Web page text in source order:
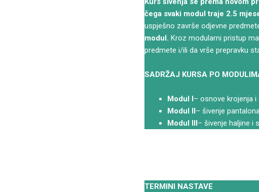
čega svaki modul traje 2.5
uspješno završe odjevne
modul. Kroz modularni pristup
predmete i/ili da vrše prepravku
SADRŽAJ KURSA PO
Modul I– osnove krojenja i
Modul II– šivenje
Modul III– šivenje haljine i
TERMINI NASTAVE